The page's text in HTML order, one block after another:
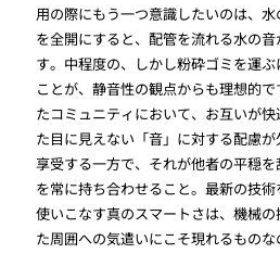
用の際にもう一つ意識したいのは、
を全開にすると、配管を流れる水の
す。中程度の、しかし粉砕ゴミを運
ことが、静音性の観点からも理想的
たコミュニティにおいて、お互いが
た目に見えない「音」に対する配慮
享受する一方で、それが他者の平穏
を常に持ち合わせること。最新の技
使いこなす真のスマートさは、機械
た周囲への気遣いにこそ現れるものな